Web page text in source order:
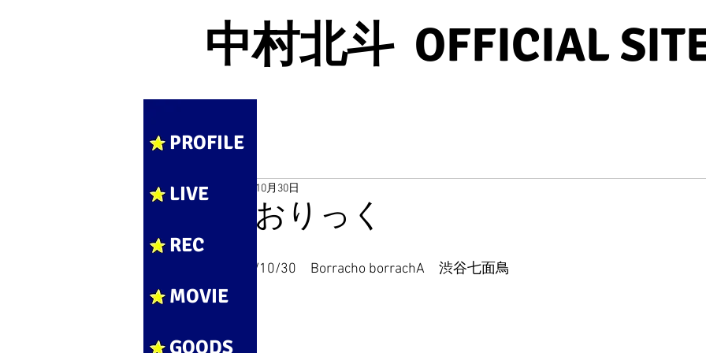
中村北斗 OFFICIAL
かおりっく
2016年10月30日
2016/10/30　Borracho borrachA　渋谷七面鳥
GOODS
MOVIE
REC
LIVE
PROFILE